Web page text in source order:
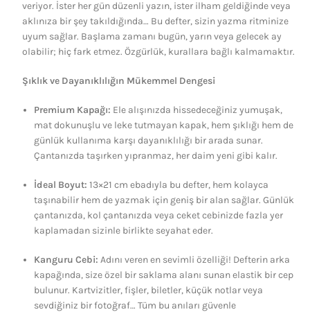
veriyor. İster her gün düzenli yazın, ister ilham geldiğinde veya
aklınıza bir şey takıldığında… Bu defter, sizin yazma ritminize
uyum sağlar. Başlama zamanı bugün, yarın veya gelecek ay
olabilir; hiç fark etmez. Özgürlük, kurallara bağlı kalmamaktır.
Şıklık ve Dayanıklılığın Mükemmel Dengesi
Premium Kapağı: Ele alışınızda hissedeceğiniz yumuşak,
mat dokunuşlu ve leke tutmayan kapak, hem şıklığı hem de
günlük kullanıma karşı dayanıklılığı bir arada sunar.
Çantanızda taşırken yıpranmaz, her daim yeni gibi kalır.
İdeal Boyut: 13×21 cm ebadıyla bu defter, hem kolayca
taşınabilir hem de yazmak için geniş bir alan sağlar. Günlük
çantanızda, kol çantanızda veya ceket cebinizde fazla yer
kaplamadan sizinle birlikte seyahat eder.
Kanguru Cebi: Adını veren en sevimli özelliği! Defterin arka
kapağında, size özel bir saklama alanı sunan elastik bir cep
bulunur. Kartvizitler, fişler, biletler, küçük notlar veya
sevdiğiniz bir fotoğraf… Tüm bu anıları güvenle